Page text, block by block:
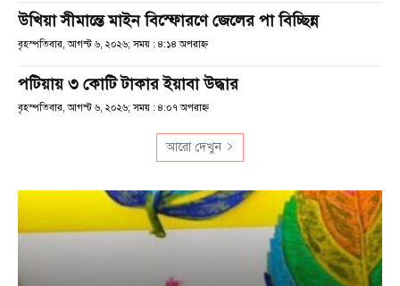
উখিয়া সীমান্তে মাইন বিস্ফোরণে জেলের পা বিচ্ছিন্ন
বৃহস্পতিবার, আগস্ট ৬, ২০২৬; সময় : ৪:১৪ অপরাহ্ণ
পটিয়ায় ৩ কোটি টাকার ইয়াবা উদ্ধার
বৃহস্পতিবার, আগস্ট ৬, ২০২৬; সময় : ৪:০৭ অপরাহ্ণ
আরো দেখুন